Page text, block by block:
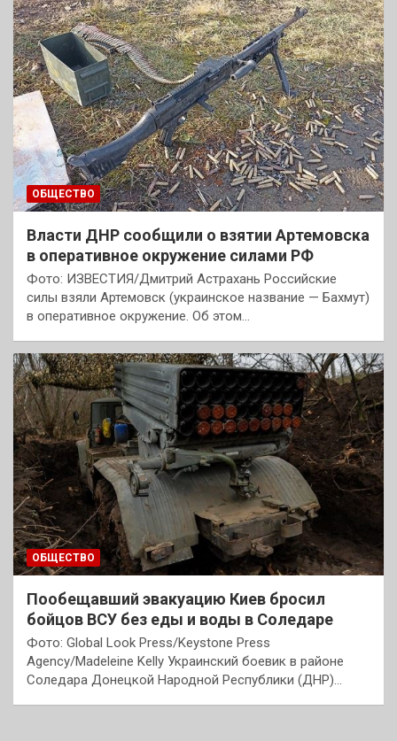
ОБЩЕСТВО
Власти ДНР сообщили о взятии Артемовска
в оперативное окружение силами РФ
Фото: ИЗВЕСТИЯ/Дмитрий Астрахань Российские
силы взяли Артемовск (украинское название — Бахмут)
в оперативное окружение. Об этом…
ОБЩЕСТВО
Пообещавший эвакуацию Киев бросил
бойцов ВСУ без еды и воды в Соледаре
Фото: Global Look Press/Keystone Press
Agency/Madeleine Kelly Украинский боевик в районе
Соледара Донецкой Народной Республики (ДНР)…